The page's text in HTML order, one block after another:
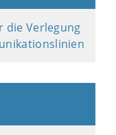
die Verlegung